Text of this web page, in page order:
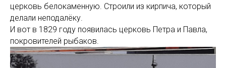
церковь белокаменную. Строили из кирпича, который
делали неподалёку.
И вот в 1829 году появилась церковь Петра и Павла,
покровителей рыбаков.